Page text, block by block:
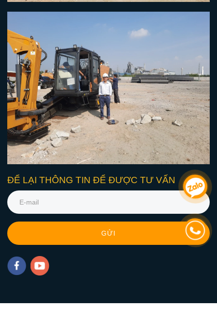
ĐỂ LẠI THÔNG TIN ĐỂ ĐƯỢC TƯ VẤN
GỬI